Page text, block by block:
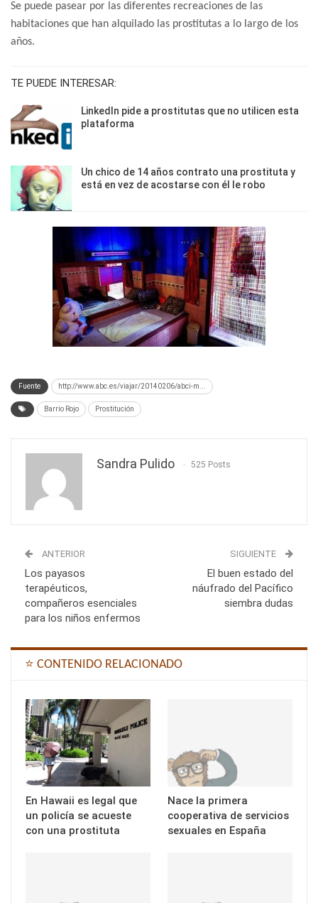
Se puede pasear por las diferentes recreaciones de las
habitaciones que han alquilado las prostitutas a lo largo de los
años.
TE PUEDE INTERESAR:
LinkedIn pide a prostitutas que no utilicen esta
plataforma
Un chico de 14 años contrato una prostituta y
está en vez de acostarse con él le robo
Fuente http://www.abc.es/viajar/20140206/abci-m...
Barrio Rojo Prostitución
Sandra Pulido 525 Posts
ANTERIOR
Los payasos
terapéuticos,
compañeros esenciales
para los niños enfermos
SIGUIENTE
El buen estado del
náufrado del Pacífico
siembra dudas
⭐ CONTENIDO RELACIONADO
En Hawaii es legal que
un policía se acueste
con una prostituta
Nace la primera
cooperativa de servicios
sexuales en España